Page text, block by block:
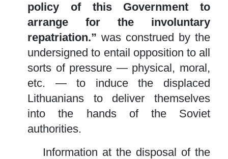
policy of this Government to
arrange for the involuntary
repatriation.”was construed by the
undersigned to entail opposition to all
sorts of pressure — physical, moral,
etc. — to induce the displaced
Lithuanians to deliver themselves
into the hands of the Soviet
authorities.
Information at the disposal of the